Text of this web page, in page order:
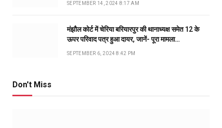
SEPTEMBER 14, 2024 8:17 AM
मंझौल कोर्ट में चेरिया बरियारपुर की थानाध्यक्ष समेत 12 के
ऊपर परिवाद पत्र हुआ दायर, जानें- पूरा मामला…
SEPTEMBER 6, 2024 8:42 PM
Don't Miss